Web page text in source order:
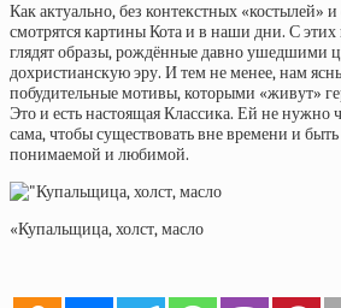
Как актуально, без контекстных «костылей»
смотрятся картины Кота и в наши дни. С этих
глядят образы, рождённые давно ушедшими
дохристианскую эру. И тем не менее, нам
побудительные мотивы, которыми «живут»
Это и есть настоящая Классика. Ей не нужно
сама, чтобы существовать вне времени и
понимаемой и любимой.
«Купальщица, холст, масло